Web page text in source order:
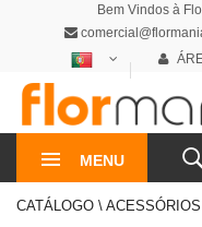
Bem Vindos à
MENU
CATÁLOGO \